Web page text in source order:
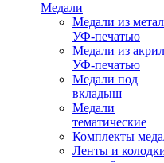
Медали
Медали из
УФ-печатью
Медали из
УФ-печатью
Медали под
вкладыш
Медали
тематические
Комплекты
Ленты и